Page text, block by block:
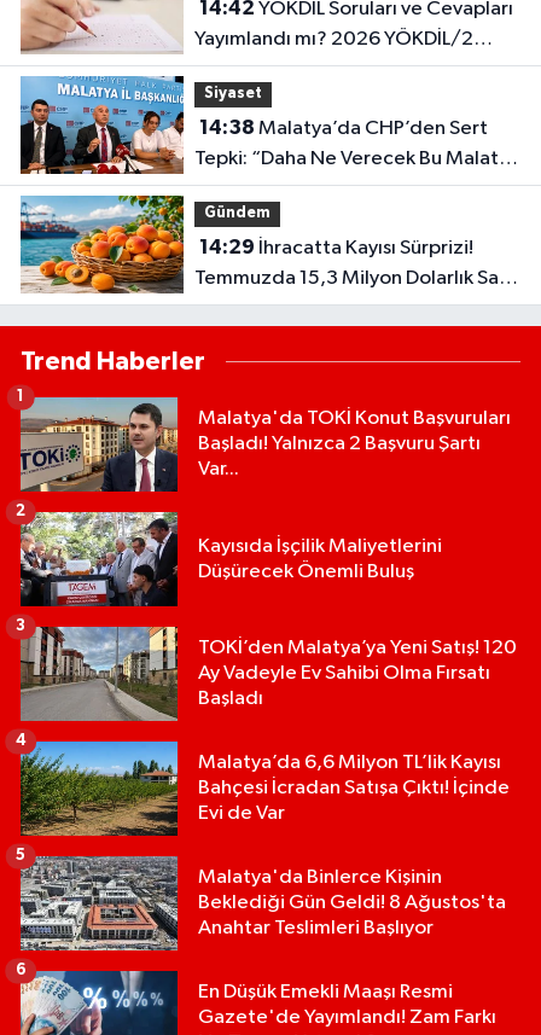
14:42
Yayımlandı mı? 2026 YÖKDİL/2
Cevap Anahtarı Ne Zaman
Açıklanacak?
Siyaset
14:38
Tepki: “Daha Ne Verecek Bu Malatya
Halkı Size?”
Gündem
14:29
Temmuzda 15,3 Milyon Dolarlık Satış
Yapıldı
Trend Haberler
Malatya'da TOKİ Konut Başvuruları
Başladı! Yalnızca 2 Başvuru Şartı
Var...
1
Kayısıda İşçilik Maliyetlerini
Düşürecek Önemli Buluş
2
TOKİ’den Malatya’ya Yeni Satış! 120
Ay Vadeyle Ev Sahibi Olma Fırsatı
Başladı
3
Malatya’da 6,6 Milyon TL’lik Kayısı
Bahçesi İcradan Satışa Çıktı! İçinde
Evi de Var
4
Malatya'da Binlerce Kişinin
Beklediği Gün Geldi! 8 Ağustos'ta
Anahtar Teslimleri Başlıyor
5
En Düşük Emekli Maaşı Resmi
Gazete'de Yayımlandı! Zam Farkı
6